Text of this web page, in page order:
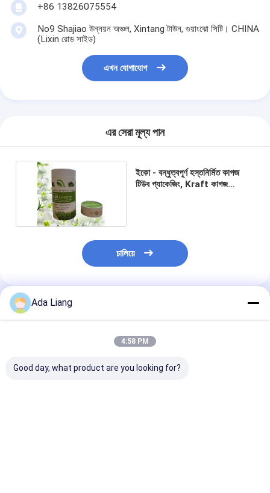
+86 13826075554
No9 Shajiao উন্নয়ন অঞ্চল, Xintang টাউন, গুয়াংঝো সিটি। CHINA
(Lixin রোড সাইড)
এখন যোগাযোগ
এর সেরা মূল্য পান
ইকো - বন্ধুত্বপূর্ণ হস্তনির্মিত কাগজ
টিউব প্যাকেজিং, Kraft কাগজ
চালিয়ে
প্রস্তাবিত পণ্য
Ada Liang
4:58 PM
Good day, what product are you looking for?